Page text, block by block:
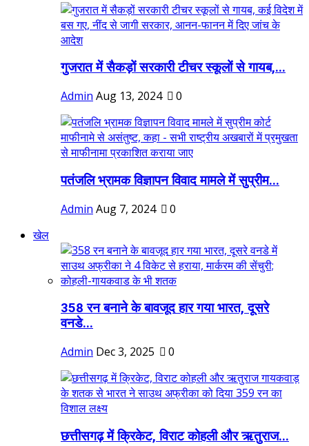
गुजरात में सैकड़ों सरकारी टीचर स्कूलों से गायब,...
Admin Aug 13, 2024 0
पतंजलि भ्रामक विज्ञापन विवाद मामले में सुप्रीम...
Admin Aug 7, 2024
0
खेल
358 रन बनाने के बावजूद हार गया भारत, दूसरे
वनडे...
Admin Dec 3, 2025 0
छत्तीसगढ़ में क्रिकेट, विराट कोहली और ऋतुराज...